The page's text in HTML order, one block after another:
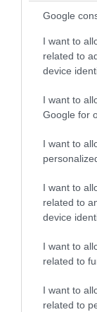
Google
I want to
related to
device
I want to
Google for
I want to
I want to
related to
device
I want to
related to
I want to
related to
ΠΟΛΙΤΙΚΗ
«Η απόλυτη
του Αρκά